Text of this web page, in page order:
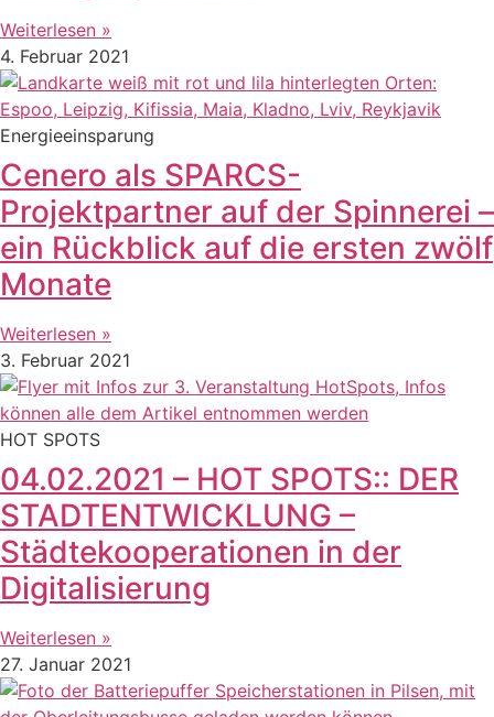
Weiterlesen »
4. Februar 2021
Energieeinsparung
Cenero als SPARCS-
Projektpartner auf der Spinnerei –
ein Rückblick auf die ersten zwölf
Monate
Weiterlesen »
3. Februar 2021
HOT SPOTS
04.02.2021 – HOT SPOTS:: DER
STADTENTWICKLUNG –
Städtekooperationen in der
Digitalisierung
Weiterlesen »
27. Januar 2021